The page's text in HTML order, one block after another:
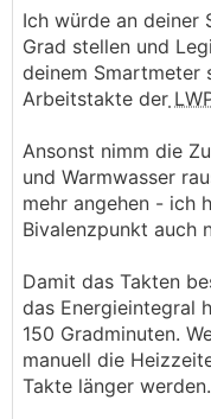
Ich würde an deiner
Grad stellen und
deinem Smartmeter
Arbeitstakte der
Ansonst nimm die
und Warmwasser
mehr angehen - ich
Bivalenzpunkt auch
Damit das Takten
das Energieintegral
150 Gradminuten.
manuell die
Takte länger werden.